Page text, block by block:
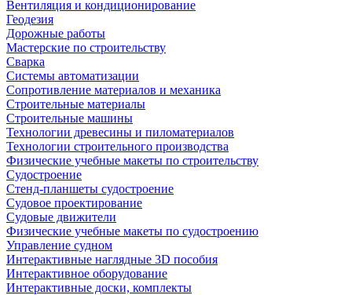
Вентиляция и кондиционирование
Геодезия
Дорожные работы
Мастерские по строительству
Сварка
Системы автоматизации
Сопротивление материалов и механика
Строительные материалы
Строительные машины
Технологии древесины и пиломатериалов
Технологии строительного производства
Физические учебные макеты по строительству
Судостроение
Стенд-планшеты судостроение
Судовое проектирование
Судовые движители
Физические учебные макеты по судостроению
Управление судном
Интерактивные наглядные 3D пособия
Интерактивное оборудование
Интерактивные доски, комплекты